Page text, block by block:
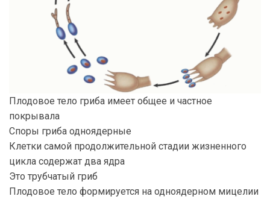
Плодовое тело гриба имеет общее и частное
покрывала
Споры гриба одноядерные
Клетки самой продолжительной стадии жизненного
цикла содержат два ядра
Это трубчатый гриб
Плодовое тело формируется на одноядерном мицелии